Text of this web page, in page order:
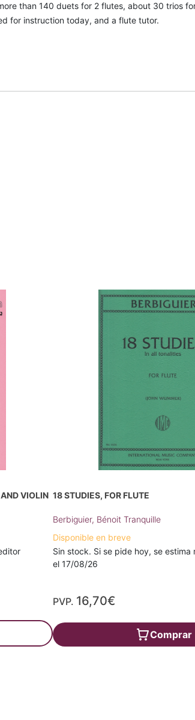
than 140 duets for 2 flutes, about 30 trios
for instruction today, and a flute tutor.
VIOLIN 18 STUDIES, FOR FLUTE
Berbiguier, Bénoit Tranquille
Disponible en breve
Sin stock. Si se pide hoy, se estima
el 17/08/26
PVP. 16,70€
Comprar